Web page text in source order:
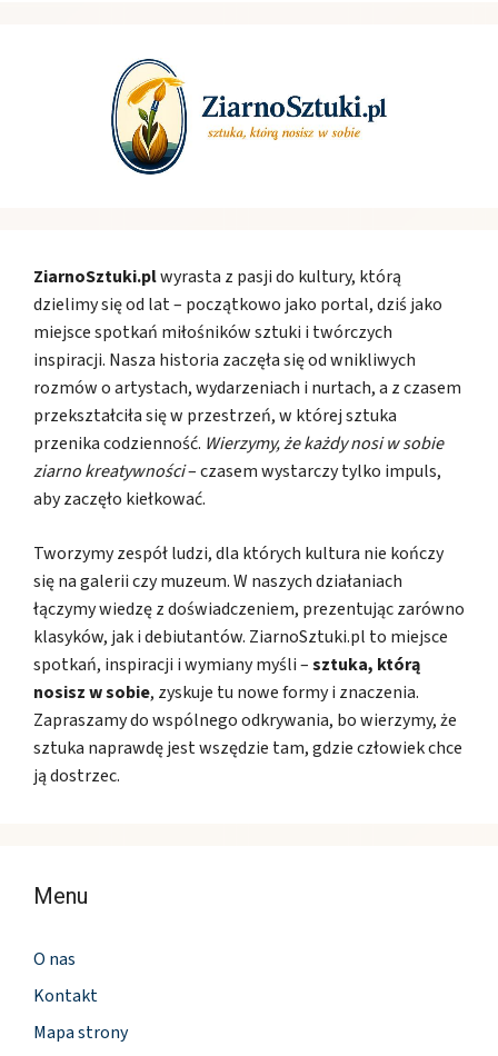
ZiarnoSztuki.plwyrasta z pasji do kultury, którą
dzielimy się od lat – początkowo jako portal, dziś jako
miejsce spotkań miłośników sztuki i twórczych
inspiracji. Nasza historia zaczęła się od wnikliwych
rozmów o artystach, wydarzeniach i nurtach, a z czasem
przekształciła się w przestrzeń, w której sztuka
przenika codzienność. Wierzymy, że każdy nosi w sobie
ziarno kreatywności– czasem wystarczy tylko impuls,
aby zaczęło kiełkować.
Tworzymy zespół ludzi, dla których kultura nie kończy
się na galerii czy muzeum. W naszych działaniach
łączymy wiedzę z doświadczeniem, prezentując zarówno
klasyków, jak i debiutantów. ZiarnoSztuki.pl to miejsce
spotkań, inspiracji i wymiany myśli –sztuka, którą
nosisz w sobie, zyskuje tu nowe formy i znaczenia.
Zapraszamy do wspólnego odkrywania, bo wierzymy, że
sztuka naprawdę jest wszędzie tam, gdzie człowiek chce
ją dostrzec.
Menu
O nas
Kontakt
Mapa strony